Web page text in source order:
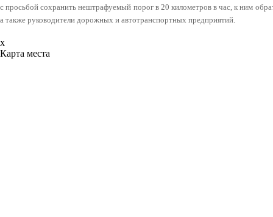
с просьбой сохранить нештрафуемый порог в 20 километров в час, к ним
а также руководители дорожных и автотранспортных предприятий.
x
Карта места